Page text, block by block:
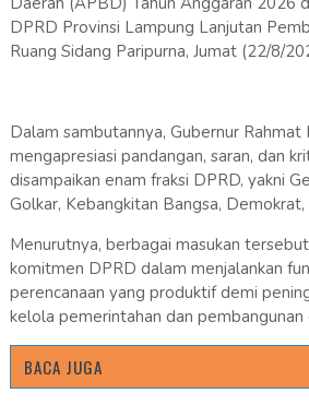
DPRD Provinsi Lampung Lanjutan
Ruang Sidang Paripurna, Jumat (22/8/
Dalam sambutannya, Gubernur Rahmat
mengapresiasi pandangan, saran, dan
disampaikan enam fraksi DPRD, yakni
Golkar, Kebangkitan Bangsa, Demokrat,
Menurutnya, berbagai masukan
komitmen DPRD dalam menjalankan
perencanaan yang produktif demi
kelola pemerintahan dan pembangunan
BACA JUGA